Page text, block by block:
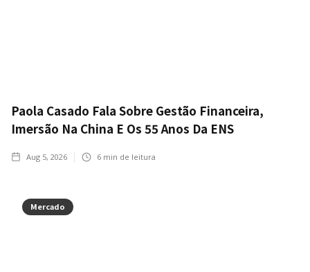
Paola Casado Fala Sobre Gestão Financeira,
Imersão Na China E Os 55 Anos Da ENS
Aug 5, 2026 6 min de leitura
Mercado